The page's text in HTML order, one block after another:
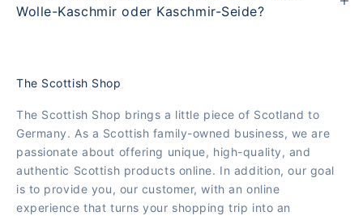
Wolle-Kaschmir oder Kaschmir-Seide?
The Scottish Shop
The Scottish Shop brings a little piece of Scotland to
Germany. As a Scottish family-owned business, we are
passionate about offering unique, high-quality, and
authentic Scottish products online. In addition, our goal
is to provide you, our customer, with an online
experience that turns your shopping trip into an